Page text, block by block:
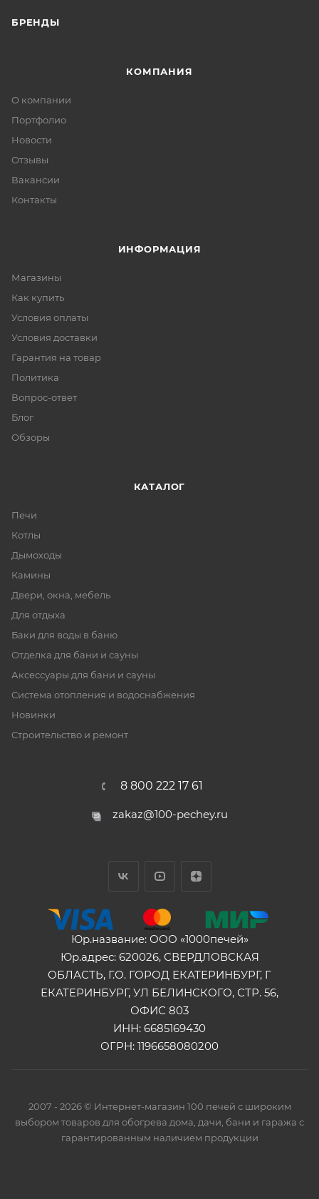
БРЕНДЫ
КОМПАНИЯ
О компании
Портфолио
Новости
Отзывы
Вакансии
Контакты
ИНФОРМАЦИЯ
Магазины
Как купить
Условия оплаты
Условия доставки
Гарантия на товар
Политика
Вопрос-ответ
Блог
Обзоры
КАТАЛОГ
Печи
Котлы
Дымоходы
Камины
Двери, окна, мебель
Для отдыха
Баки для воды в баню
Отделка для бани и сауны
Аксессуары для бани и сауны
Система отопления и водоснабжения
Новинки
Строительство и ремонт
8 800 222 17 61
zakaz@100-pechey.ru
Юр.название: ООО «1000печей»
Юр.адрес: 620026, СВЕРДЛОВСКАЯ
ОБЛАСТЬ, Г.О. ГОРОД ЕКАТЕРИНБУРГ, Г
ЕКАТЕРИНБУРГ, УЛ БЕЛИНСКОГО, СТР. 56,
ОФИС 803
ИНН: 6685169430
ОГРН: 1196658080200
2007 - 2026 © Интернет-магазин 100 печей с широким
выбором товаров для обогрева дома, дачи, бани и гаража с
гарантированным наличием продукции